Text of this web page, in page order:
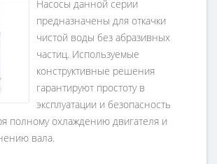
Насосы данной серии
предназначены для откачки
чистой воды без абразивных
частиц. Используемые
конструктивные решения
гарантируют простоту в
эксплуатации и безопасность
полному охлаждению двигателя и
вала.